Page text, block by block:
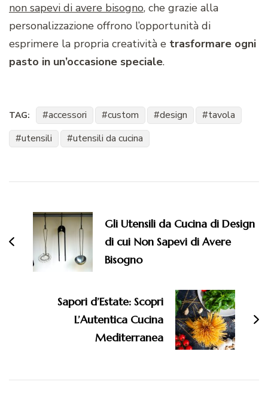
non sapevi di avere bisogno, che grazie alla
personalizzazione offrono l’opportunità di
esprimere la propria creatività e trasformare ogni
pasto in un’occasione speciale.
TAG: accessori custom design
tavola
utensili
utensili da cucina
articoli
Gli Utensili da Cucina di Design
di cui Non Sapevi di Avere
Bisogno
Sapori d’Estate: Scopri
L’Autentica Cucina
Mediterranea